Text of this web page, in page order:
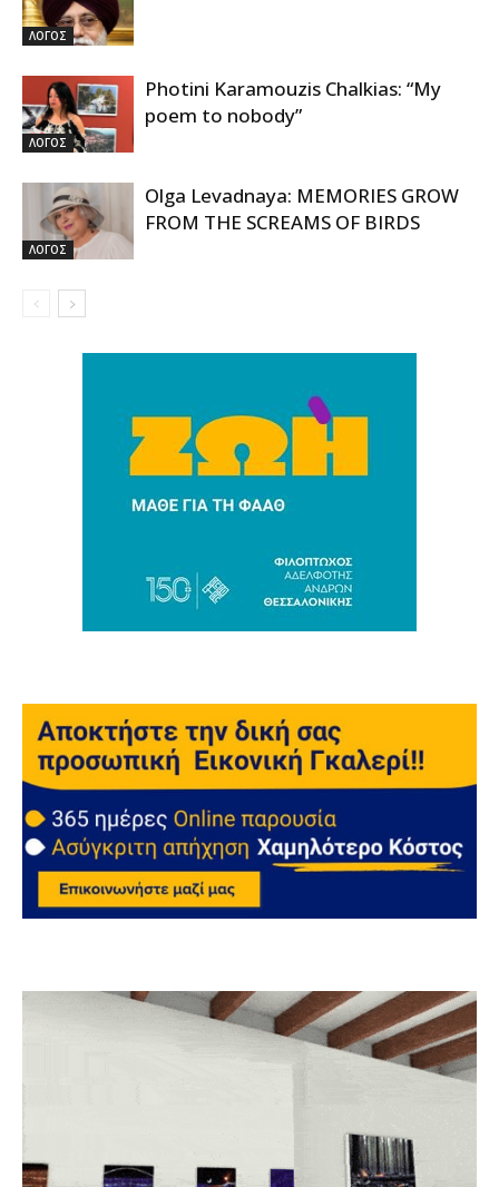
ΛΟΓΟΣ
ΛΟΓΟΣ
Photini Karamouzis Chalkias: “My
poem to nobody”
ΛΟΓΟΣ
Olga Levadnaya: MEMORIES GROW
FROM THE SCREAMS OF BIRDS